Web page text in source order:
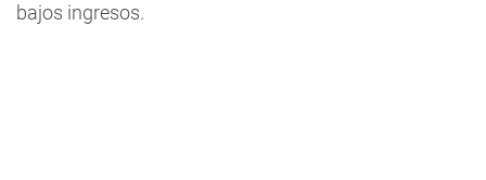
bajos ingresos.